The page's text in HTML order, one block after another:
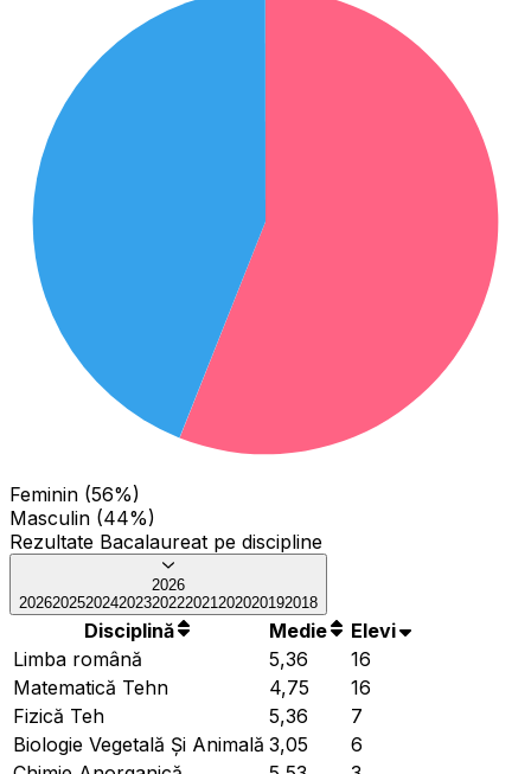
Feminin (56%)
Masculin (44%)
Rezultate Bacalaureat pe discipline
2026
202620252024202320222021 202020192018
Disciplină Medie
Elevi
Limba română
5,36
16
Matematică Tehn
4,75
16
Fizică Teh
5,36
7
Biologie Vegetală Și Animală 3,05
6